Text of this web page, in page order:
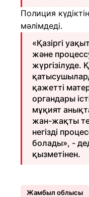
Полиция
мәлімдеді.
«Қазіргі
және
қажетті
органдары
мұқият
жан-жақты
негізді
болады», -
қызметінен.
Жамбыл облысы